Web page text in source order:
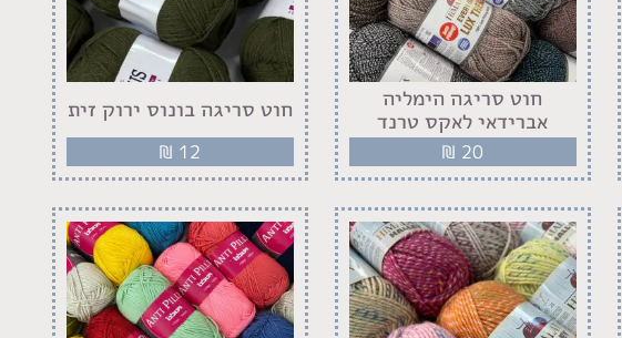
חוט סריגה הימליה
אברידאי לאקס טרנד
₪ 20
חוט סריגה בונוס ירוק זית
₪ 12